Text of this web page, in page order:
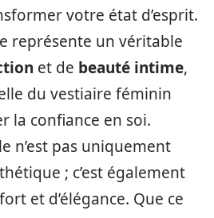
votre état d’esprit.
représente un véritable
et de beauté intime,
du vestiaire féminin
la confiance en soi.
n’est pas uniquement
; c’est également
et d’élégance. Que ce